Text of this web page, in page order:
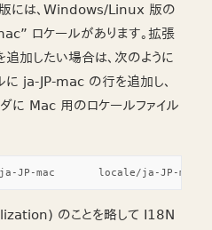
には、Windows/Linux 版の
ロケールがあります。拡張
加したい場合は、次のように
ja-JP-mac の行を追加し、
に Mac 用のロケールファイル
のことを略して I18N